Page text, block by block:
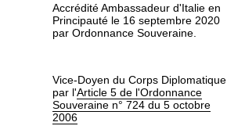
Accrédité Ambassadeur d'Italie en
Principauté le 16 septembre 2020
par Ordonnance Souveraine.
Vice-Doyen du Corps Diplomatique
par l'Article 5 de l'Ordonnance
Souveraine n° 724 du 5 octobre
2006